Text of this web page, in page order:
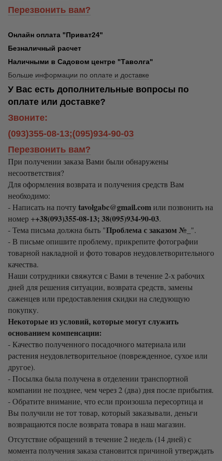
Перезвонить вам?
Онлайн оплата "Приват24"
Безналичный расчет
Наличными в Садовом центре "Таволга"
Больше информации по оплате и доставке
У Вас есть дополнительные вопросы по
оплате или доставке?
Звоните:
(093)355-08-13;(095)934-90-03
Перезвонить вам?
При получении заказа Вами были обнаружены
несоответствия?
Для оформления возврата и получения средств Вам
необходимо:
- Написать на почтуtavolgabc@gmail.comили позвонить на
номер ++38(093)355-08-13; 38(095)934-90-03.
- Тема письма должна быть "Проблема с заказом №_ ".
- В письме опишите проблему, прикрепите фотографии
товарной накладной и фото товаров неудовлетворительного
качества.
Наши сотрудники свяжутся с Вами в течение 2-х рабочих
дней для решения ситуации, возврата средств, замены
саженцев или предоставления скидки на следующую
покупку.
Некоторые из условий, которые могут служить
основанием компенсации:
- Качество полученного посадочного материала или
растения неудовлетворительное (поврежденное, сухое или
другое).
- Посылка была получена в отделении транспортной
компании не позднее, чем через 2 (два) дня после прибытия.
- Обратите внимание, что если произошла пересортица и
Вы получили не тот товар, который заказывали, деньги
возвращаются после возврата товара в наш магазин.
Отсутствие обращений в течение 2 недель (14 дней) с
момента получения заказа становится причиной утверждать